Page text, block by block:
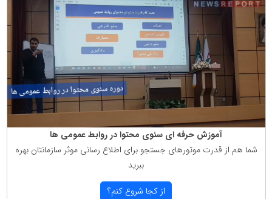
آموزش حرفه ای سئوی محتوا در روابط عمومی ها
شما هم از قدرت موتورهای جستجو برای اطلاع رسانی موثر سازمانتان بهره
ببرید
از كجا شروع كنم؟